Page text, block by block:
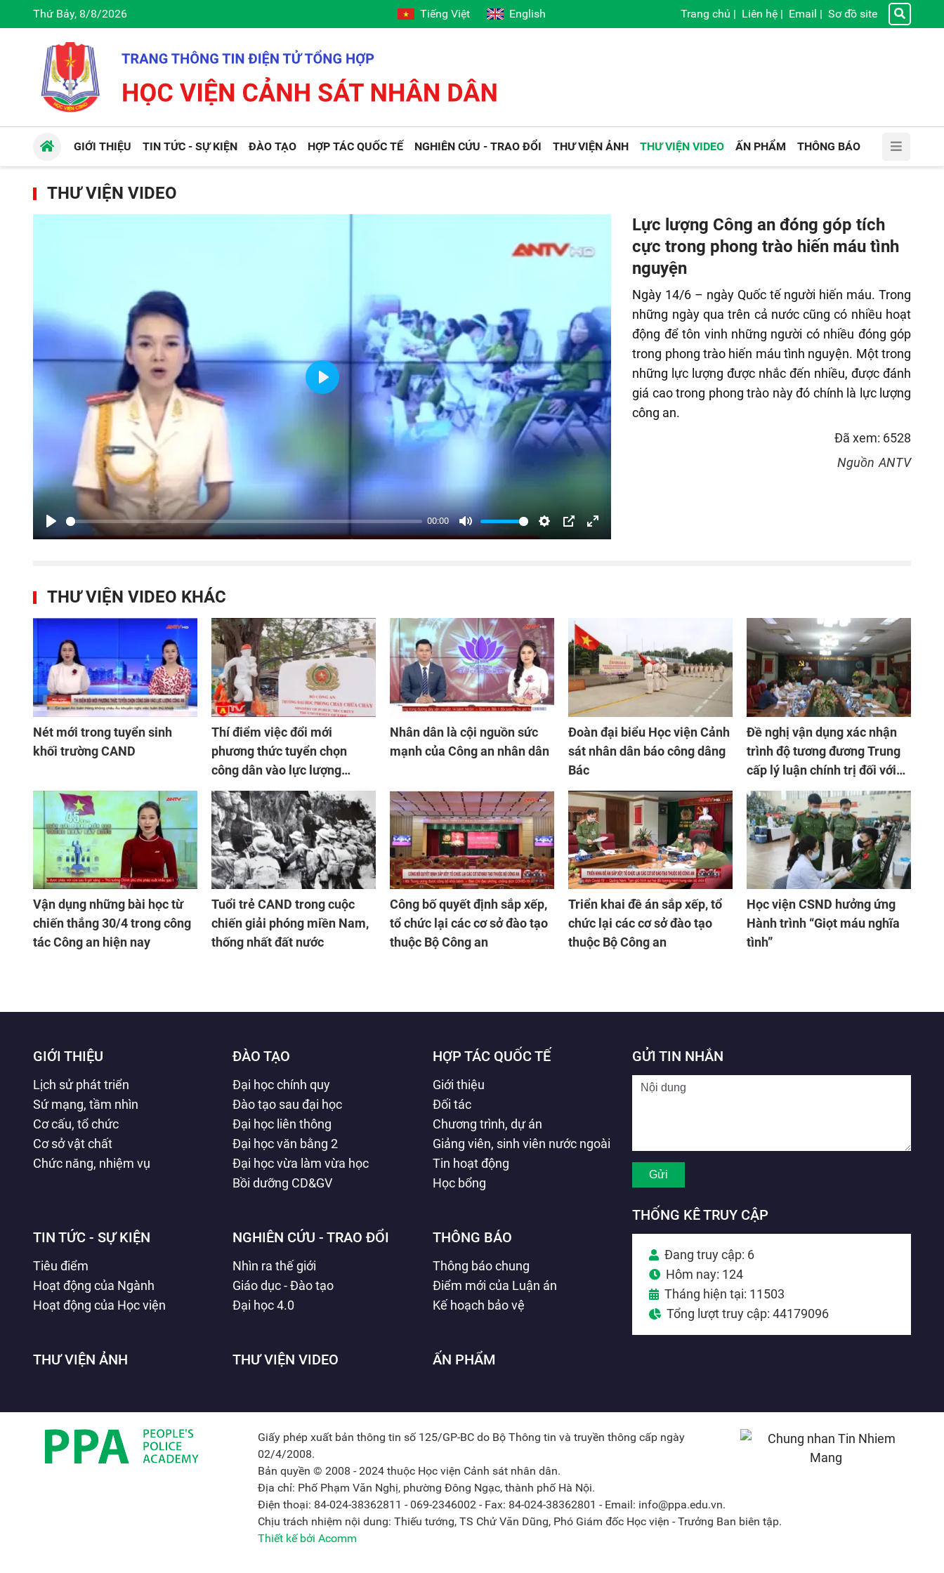
Thứ Bảy, 8/8/2026 Tiếng Việt English Trang chủ | Liên hệ | Email | Sơ đồ site
GIỚI THIỆU TIN TỨC - SỰ KIỆN ĐÀO TẠO HỢP TÁC QUỐC TẾ NGHIÊN CỨU - TRAO ĐỔI THƯ VIỆN ẢNH THƯ VIỆN VIDEO ẤN PHẨM THÔNG BÁO
THƯ VIỆN VIDEO
Play
00:00
Mute Settings
PIP Enter
Play
Lực lượng Công an đóng góp tích
cực trong phong trào hiến máu tình
nguyện
Ngày 14/6 – ngày Quốc tế người hiến máu. Trong
những ngày qua trên cả nước cũng có nhiều hoạt
động để tôn vinh những người có nhiều đóng góp
trong phong trào hiến máu tình nguyện. Một trong
những lực lượng được nhắc đến nhiều, được đánh
giá cao trong phong trào này đó chính là lực lượng
công an.
Đã xem: 6528
Nguồn ANTV
THƯ VIỆN VIDEO KHÁC
Nét mới trong tuyển sinh
khối trường CAND
Thí điểm việc đổi mới
phương thức tuyển chọn
công dân vào lực lượng
CAND
Nhân dân là cội nguồn sức
mạnh của Công an nhân dân
Đoàn đại biểu Học viện Cảnh
sát nhân dân báo công dâng
Bác
Đề nghị vận dụng xác nhận
trình độ tương đương Trung
cấp lý luận chính trị đối với
cán bộ Công an tham gia cấp
ủy cơ sở
Vận dụng những bài học từ
chiến thắng 30/4 trong công
tác Công an hiện nay
Tuổi trẻ CAND trong cuộc
chiến giải phóng miền Nam,
thống nhất đất nước
Công bố quyết định sắp xếp,
tổ chức lại các cơ sở đào tạo
thuộc Bộ Công an
Triển khai đề án sắp xếp, tổ
chức lại các cơ sở đào tạo
thuộc Bộ Công an
Học viện CSND hưởng ứng
Hành trình “Giọt máu nghĩa
tình”
GIỚI THIỆU
Lịch sử phát triển
Sứ mạng, tầm nhìn
Cơ cấu, tổ chức
Cơ sở vật chất
Chức năng, nhiệm vụ
ĐÀO TẠO
Đại học chính quy
Đào tạo sau đại học
Đại học liên thông
Đại học văn bằng 2
Đại học vừa làm vừa học
Bồi dưỡng CD&GV
HỢP TÁC QUỐC TẾ
Giới thiệu
Đối tác
Chương trình, dự án
Giảng viên, sinh viên nước ngoài
Tin hoạt động
Học bổng
TIN TỨC - SỰ KIỆN
Tiêu điểm
Hoạt động của Ngành
Hoạt động của Học viện
NGHIÊN CỨU - TRAO ĐỔI
Nhìn ra thế giới
Giáo dục - Đào tạo
Đại học 4.0
THÔNG BÁO
Thông báo chung
Điểm mới của Luận án
Kế hoạch bảo vệ
THƯ VIỆN ẢNH THƯ VIỆN VIDEO ẤN PHẨM
GỬI TIN NHẮN
THỐNG KÊ TRUY CẬP
Đang truy cập: 6
Hôm nay: 124
Tháng hiện tại: 11503
Tổng lượt truy cập: 44179096
Giấy phép xuất bản thông tin số 125/GP-BC do Bộ Thông tin và truyền thông cấp ngày
02/4/2008.
Bản quyền © 2008 - 2024 thuộc Học viện Cảnh sát nhân dân.
Địa chỉ: Phố Phạm Văn Nghị, phường Đông Ngạc, thành phố Hà Nội.
Điện thoại: 84-024-38362811 - 069-2346002 - Fax: 84-024-38362801 - Email: info@ppa.edu.vn.
Chịu trách nhiệm nội dung: Thiếu tướng, TS Chử Văn Dũng, Phó Giám đốc Học viện - Trưởng Ban biên tập.
Thiết kế bởi Acomm